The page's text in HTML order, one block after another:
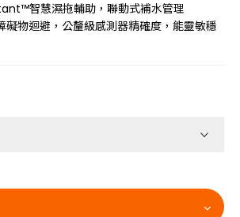
智慧濕拖輔助，聯動式補水管理
物迴避，公釐級感測器精確度，能靈敏穩